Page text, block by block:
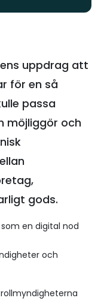
uppdrag att
för en så
passa
möjliggör och
gods.
som en digital nod
och